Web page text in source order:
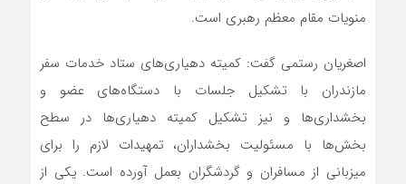
منویات مقام معظم رهبری است.
اصغریان‌ رستمی گفت: کمیته دهیاری‌های ستاد خدمات سفر
مازندران با تشکیل جلسات با دستگاه‌های عضو و
بخشداری‌ها و نیز تشکیل کمیته دهیاری‌ها در سطح
بخش‌ها با مسئولیت بخشداران، تمهیدات لازم را برای
میزبانی از مسافران و گردشگران بعمل آورده است. یکی از